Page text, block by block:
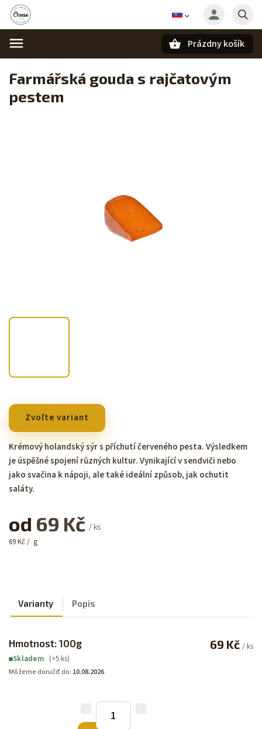
Prázdny košík
Farmářská gouda s rajčatovým
pestem
od 69 Kč / ks
69 Kč / g
Zvoľte variant
Krémový holandský sýr s příchutí červeného pesta. Výsledkem
je úspěšné spojení různých kultur. Vynikající v sendviči nebo
jako svačina k nápoji, ale také ideální způsob, jak ochutit
saláty.
Varianty Popis
Hmotnost: 100g
Skladem (>5 ks)
Môžeme doručiť do: 10.08.2026
69 Kč / ks